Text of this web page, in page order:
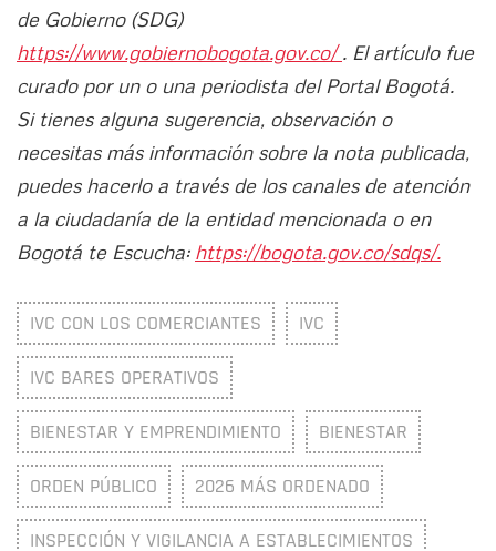
de Gobierno (SDG)
https://www.gobiernobogota.gov.co/. El artículo fue
curado por un o una periodista del Portal Bogotá.
Si tienes alguna sugerencia, observación o
necesitas más información sobre la nota publicada,
puedes hacerlo a través de los canales de atención
a la ciudadanía de la entidad mencionada o en
Bogotá te Escucha: https://bogota.gov.co/sdqs/.
IVC CON LOS COMERCIANTES IVC
IVC BARES OPERATIVOS
BIENESTAR Y EMPRENDIMIENTO BIENESTAR
ORDEN PÚBLICO 2026 MÁS ORDENADO
INSPECCIÓN Y VIGILANCIA A ESTABLECIMIENTOS